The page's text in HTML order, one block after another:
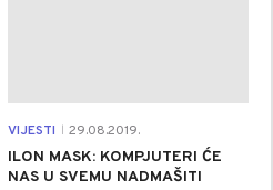
VIJESTI 29.08.2019.
ILON MASK: KOMPJUTERI ĆE
NAS U SVEMU NADMAŠITI